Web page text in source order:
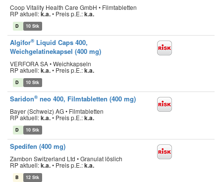
Coop Vitality Health Care GmbH • Filmtabletten
RP aktuell:k.a.• Preis p.E.:k.a.
D 10 Stk
Algifor® Liquid Caps 400,
Weichgelatinekapsel (400 mg)
VERFORA SA • Weichkapseln
RP aktuell:k.a.• Preis p.E.:k.a.
D 10 Stk
Saridon® neo 400, Filmtabletten (400 mg)
Bayer (Schweiz) AG • Filmtabletten
RP aktuell:k.a.• Preis p.E.:k.a.
D 10 Stk
Spedifen (400 mg)
Zambon Switzerland Ltd • Granulat löslich
RP aktuell:k.a.• Preis p.E.:k.a.
B 12 Stk